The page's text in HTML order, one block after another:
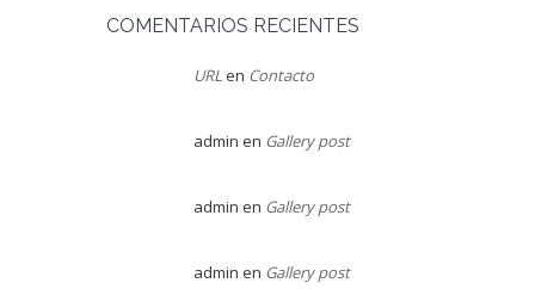
COMENTARIOS RECIENTES
URL en Contacto
admin en Gallery post
admin en Gallery post
admin en Gallery post